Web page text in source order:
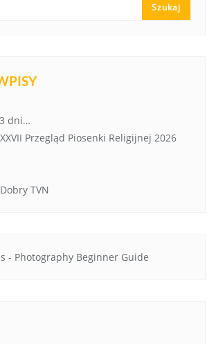
Szukaj
dni…
Przegląd Piosenki Religijnej 2026
TVN
- Photography Beginner Guide